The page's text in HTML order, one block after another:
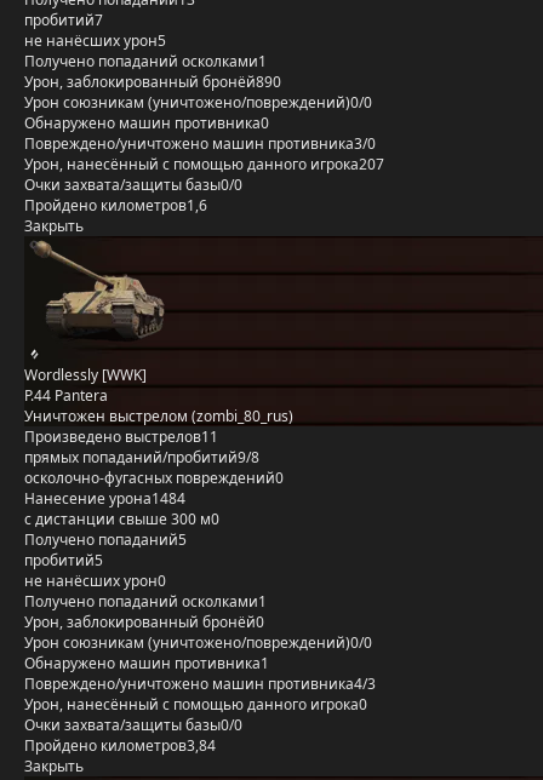
пробитий7
не нанёсших урон5
Получено попаданий осколками1
Урон, заблокированный бронёй890
Урон союзникам (уничтожено/повреждений)0/0
Обнаружено машин противника0
Повреждено/уничтожено машин противника3/0
Урон, нанесённый с помощью данного игрока207
Очки захвата/защиты базы0/0
Пройдено километров1,6
Закрыть
Wordlessly [WWK]
P.44 Pantera
Уничтожен выстрелом (zombi_80_rus)
Произведено выстрелов11
прямых попаданий/пробитий9/8
осколочно-фугасных повреждений0
Нанесение урона1484
с дистанции свыше 300 м0
Получено попаданий5
пробитий5
не нанёсших урон0
Получено попаданий осколками1
Урон, заблокированный бронёй0
Урон союзникам (уничтожено/повреждений)0/0
Обнаружено машин противника1
Повреждено/уничтожено машин противника4/3
Урон, нанесённый с помощью данного игрока0
Очки захвата/защиты базы0/0
Пройдено километров3,84
Закрыть